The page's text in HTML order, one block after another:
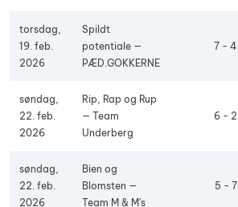
torsdag,
19. feb.
2026
Spildt
potentiale —
PÆD.GOKKERNE
7 - 4
søndag,
22. feb.
2026
Rip, Rap og Rup
— Team
Underberg
6 - 2
søndag,
22. feb.
2026
Bien og
Blomsten —
Team M & M's
5 - 7